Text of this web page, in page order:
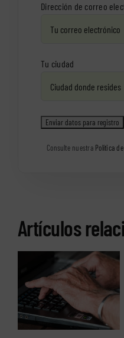
Dirección de correo
Tu ciudad
Consulte nuestra Política
Artículos